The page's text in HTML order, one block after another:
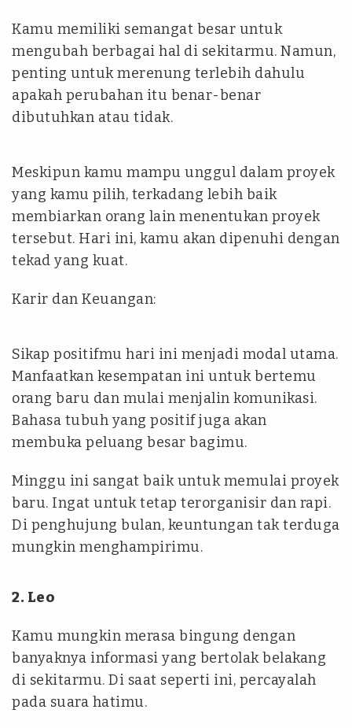
Kamu memiliki semangat besar untuk
mengubah berbagai hal di sekitarmu. Namun,
penting untuk merenung terlebih dahulu
apakah perubahan itu benar-benar
dibutuhkan atau tidak.
Meskipun kamu mampu unggul dalam proyek
yang kamu pilih, terkadang lebih baik
membiarkan orang lain menentukan proyek
tersebut. Hari ini, kamu akan dipenuhi dengan
tekad yang kuat.
Karir dan Keuangan:
Sikap positifmu hari ini menjadi modal utama.
Manfaatkan kesempatan ini untuk bertemu
orang baru dan mulai menjalin komunikasi.
Bahasa tubuh yang positif juga akan
membuka peluang besar bagimu.
Minggu ini sangat baik untuk memulai proyek
baru. Ingat untuk tetap terorganisir dan rapi.
Di penghujung bulan, keuntungan tak terduga
mungkin menghampirimu.
2. Leo
Kamu mungkin merasa bingung dengan
banyaknya informasi yang bertolak belakang
di sekitarmu. Di saat seperti ini, percayalah
pada suara hatimu.